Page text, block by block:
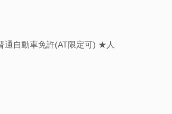
自動車免許(AT限定可) ★人